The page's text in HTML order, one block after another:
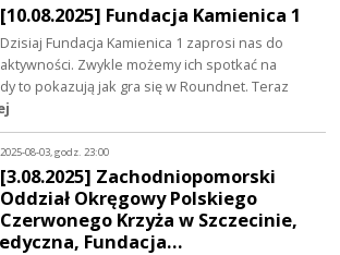
[10.08.2025] Fundacja Kamienica 1
Dzisiaj Fundacja Kamienica 1 zaprosi nas do
aktywności. Zwykle możemy ich spotkać na
to pokazują jak gra się w Roundnet. Teraz
2025-08-03, godz. 23:00
[3.08.2025] Zachodniopomorski
Oddział Okręgowy Polskiego
Czerwonego Krzyża w Szczecinie,
Fundacja…